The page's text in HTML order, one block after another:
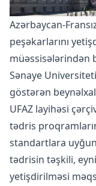
Azərbaycan-
peşəkarlarını
müəssisələrindən
Sənaye
göstərən
UFAZ layihəsi
tədris
standartlara
tədrisin təşkili,
yetişdirilməsi